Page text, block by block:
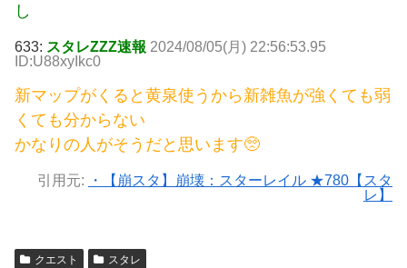
し
633: スタレZZZ速報 2024/08/05(月) 22:56:53.95
ID:U88xyIkc0
新マップがくると黄泉使うから新雑魚が強くても弱
くても分からない
かなりの人がそうだと思います🥺
引用元:
・【崩スタ】崩壊：スターレイル ★780【スタ
レ】
クエスト スタレ